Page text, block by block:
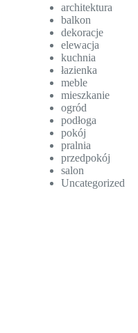
architektura
balkon
dekoracje
elewacja
kuchnia
łazienka
meble
mieszkanie
ogród
podłoga
pokój
pralnia
przedpokój
salon
Uncategorized